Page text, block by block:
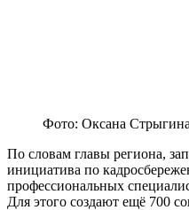
Фото: Оксана
По словам главы региона,
инициатива по
профессиональных
Для этого создают ещё 700